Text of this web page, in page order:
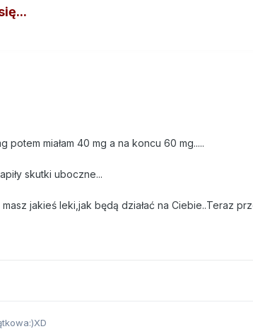
potem miałam 40 mg a na koncu 60 mg.....
skutki uboczne...
jakieś leki,jak będą działać na Ciebie..Teraz